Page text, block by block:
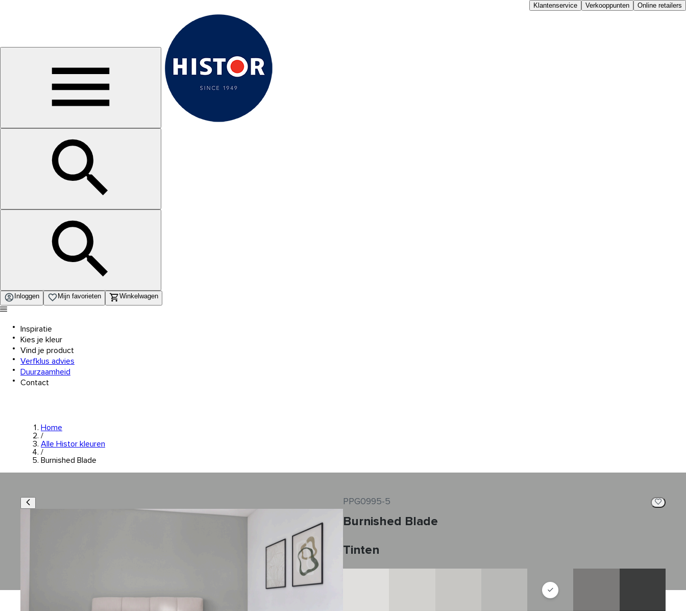
Klantenservice Verkooppunten Online retailers
Inloggen Mijn favorieten Winkelwagen
Inspiratie
Kies je kleur
Vind je product
Verfklus advies
Duurzaamheid
Contact
Home
/
Alle Histor kleuren
/
Burnished Blade
PPG0995-5
Burnished Blade
Tinten